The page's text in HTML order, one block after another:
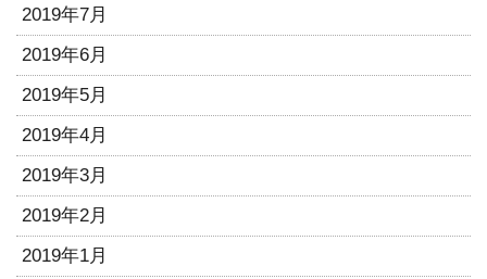
2019年7月
2019年6月
2019年5月
2019年4月
2019年3月
2019年2月
2019年1月